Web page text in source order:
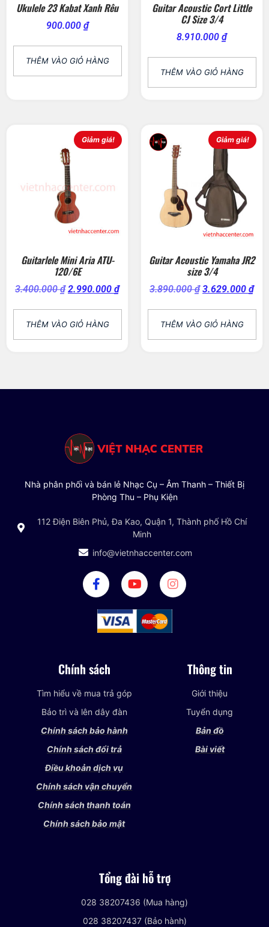
Ukulele 23 Kabat Xanh Rêu
900.000 ₫
THÊM VÀO GIỎ HÀNG
Guitar Acoustic Cort Little
CJ Size 3/4
8.910.000 ₫
THÊM VÀO GIỎ HÀNG
Giảm giá!
Guitarlele Mini Aria ATU-
120/6E
3.400.000₫ 2.990.000 ₫
THÊM VÀO GIỎ HÀNG
Giảm giá!
Guitar Acoustic Yamaha JR2
size 3/4
3.890.000₫ 3.629.000 ₫
THÊM VÀO GIỎ HÀNG
Nhà phân phối và bán lẻ Nhạc Cụ – Âm Thanh – Thiết Bị
Phòng Thu – Phụ Kiện
112 Điện Biên Phủ, Đa Kao, Quận 1, Thành phố Hồ Chí
Minh
info@vietnhaccenter.com
Chính sách
Tìm hiểu về mua trả góp
Bảo trì và lên dây đàn
Chính sách bảo hành
Chính sách đổi trả
Điều khoản dịch vụ
Chính sách vận chuyển
Chính sách thanh toán
Chính sách bảo mật
Thông tin
Giới thiệu
Tuyển dụng
Bản đồ
Bài viết
Tổng đài hỗ trợ
028 38207436 (Mua hàng)
028 38207437 (Bảo hành)